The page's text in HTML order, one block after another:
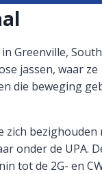
Greenville,
jassen, waar ze
die beweging
zich bezighouden
onder de UPA.
tot de 2G- en